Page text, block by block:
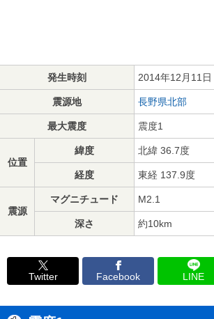
発生時刻 2014年12月11
震源地 長野県北部
最大震度 震度1
位置
緯度 北緯 36.7度
経度 東経 137.9度
震源
マグニチュード M2.1
深さ 約10km
Twitter Facebook LINE